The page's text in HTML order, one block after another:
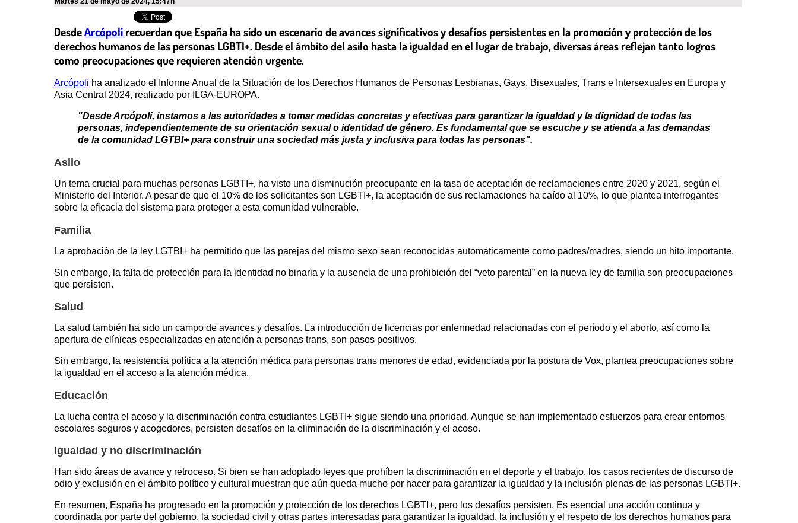
DesdeArcópoli recuerdan que España ha sido un escenario de avances significativos y desafíos persistentes en la promoción y protección de los
derechos humanos de las personas LGBTI+. Desde el ámbito del asilo hasta la igualdad en el lugar de trabajo, diversas áreas reflejan tanto logros
como preocupaciones que requieren atención urgente.
Arcópoli ha analizado el Informe Anual de la Situación de los Derechos Humanos de Personas Lesbianas, Gays, Bisexuales, Trans e Intersexuales en Europa y
Asia Central 2024, realizado por ILGA-EUROPA.
"Desde Arcópoli, instamos a las autoridades a tomar medidas concretas y efectivas para garantizar la igualdad y la dignidad de todas las
personas, independientemente de su orientación sexual o identidad de género. Es fundamental que se escuche y se atienda a las demandas
de la comunidad LGTBI+ para construir una sociedad más justa y inclusiva para todas las personas".
Asilo
Un tema crucial para muchas personas LGBTI+, ha visto una disminución preocupante en la tasa de aceptación de reclamaciones entre 2020 y 2021, según el
Ministerio del Interior. A pesar de que el 10% de los solicitantes son LGBTI+, la aceptación de sus reclamaciones ha caído al 10%, lo que plantea interrogantes
sobre la eficacia del sistema para proteger a esta comunidad vulnerable.
Familia
La aprobación de la ley LGTBI+ ha permitido que las parejas del mismo sexo sean reconocidas automáticamente como padres/madres, siendo un hito importante.
Sin embargo, la falta de protección para la identidad no binaria y la ausencia de una prohibición del “veto parental” en la nueva ley de familia son preocupaciones
que persisten.
Salud
La salud también ha sido un campo de avances y desafíos. La introducción de licencias por enfermedad relacionadas con el período y el aborto, así como la
apertura de clínicas especializadas en atención a personas trans, son pasos positivos.
Sin embargo, la resistencia política a la atención médica para personas trans menores de edad, evidenciada por la postura de Vox, plantea preocupaciones sobre
la igualdad en el acceso a la atención médica.
Educación
La lucha contra el acoso y la discriminación contra estudiantes LGBTI+ sigue siendo una prioridad. Aunque se han implementado esfuerzos para crear entornos
escolares seguros y acogedores, persisten desafíos en la eliminación de la discriminación y el acoso.
Igualdad y no discriminación
Han sido áreas de avance y retroceso. Si bien se han adoptado leyes que prohíben la discriminación en el deporte y el trabajo, los casos recientes de discurso de
odio y exclusión en el ámbito político y cultural muestran que aún queda mucho por hacer para garantizar la igualdad y la inclusión plenas de las personas LGBTI+.
En resumen, España ha progresado en la promoción y protección de los derechos LGBTI+, pero los desafíos persisten. Es esencial una acción continua y
coordinada por parte del gobierno, la sociedad civil y otras partes interesadas para garantizar la igualdad, la inclusión y el respeto de los derechos humanos para